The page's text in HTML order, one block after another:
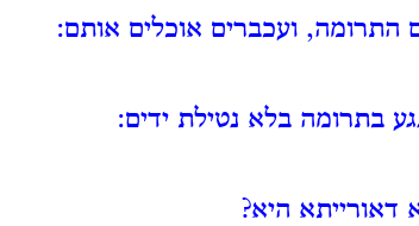
התרומה, ועכברים אוכלים אותם:
בתרומה בלא נטילת ידים:
דאורייתא היא?